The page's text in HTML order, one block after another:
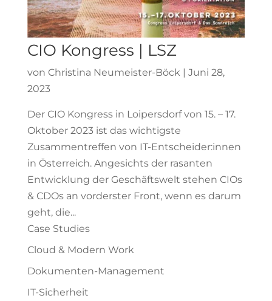
CIO Kongress | LSZ
von Christina Neumeister-Böck | Juni 28,
2023
Der CIO Kongress in Loipersdorf von 15. – 17.
Oktober 2023 ist das wichtigste
Zusammentreffen von IT-Entscheider:innen
in Österreich. Angesichts der rasanten
Entwicklung der Geschäftswelt stehen CIOs
& CDOs an vorderster Front, wenn es darum
geht, die...
Case Studies
Cloud & Modern Work
Dokumenten-Management
IT-Sicherheit